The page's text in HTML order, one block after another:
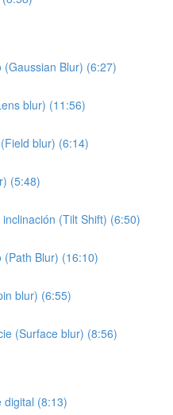
Blur) (6:27)
blur) (11:56)
blur) (6:14)
(5:48)
(Tilt Shift) (6:50)
Blur) (16:10)
blur) (6:55)
(Surface blur) (8:56)
digital (8:13)